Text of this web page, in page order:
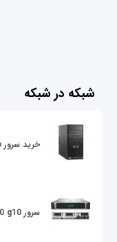
شبکه در شبکه
خرید سرور hp
سرور dl380 g10